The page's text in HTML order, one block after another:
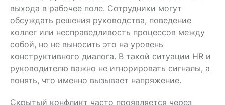
выхода в рабочее поле. Сотрудники могут
обсуждать решения руководства, поведение
коллег или несправедливость процессов между
собой, но не выносить это на уровень
конструктивного диалога. В такой ситуации HR и
руководителю важно не игнорировать сигналы, а
понять, что именно вызывает напряжение.
Скрытый конфликт часто проявляется через